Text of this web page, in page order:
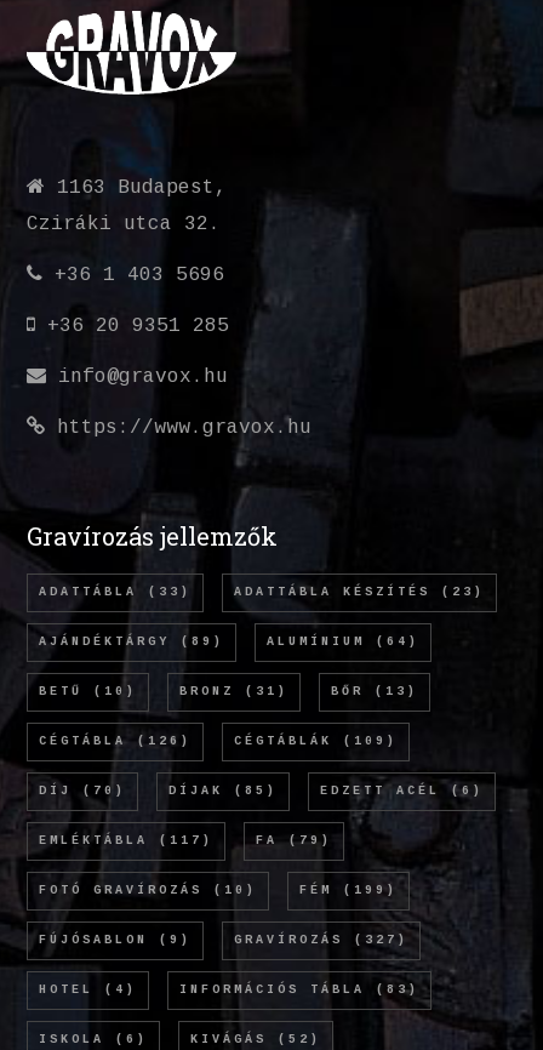
1163 Budapest,
Cziráki utca 32.
+36 1 403 5696
+36 20 9351 285
info@gravox.hu
https://www.gravox.hu
Gravírozás jellemzők
ADATTÁBLA (33) ADATTÁBLA KÉSZÍTÉS (23)
AJÁNDÉKTÁRGY (89) ALUMÍNIUM (64)
BETŰ (10) BRONZ (31) BŐR (13)
CÉGTÁBLA (126) CÉGTÁBLÁK (109)
DÍJ (70) DÍJAK (85) EDZETT ACÉL (6)
EMLÉKTÁBLA (117) FA (79)
FOTÓ GRAVÍROZÁS (10) FÉM (199)
FÚJÓSABLON (9) GRAVÍROZÁS (327)
HOTEL (4) INFORMÁCIÓS TÁBLA (83)
ISKOLA (6) KIVÁGÁS (52)